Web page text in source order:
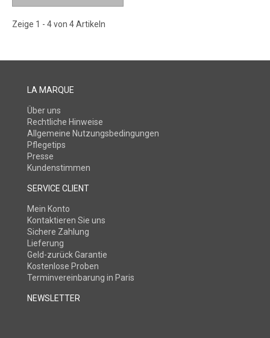
Zeige 1 - 4 von 4 Artikeln
LA MARQUE
Über uns
Rechtliche Hinweise
Allgemeine Nutzungsbedingungen
Pflegetips
Presse
Kundenstimmen
SERVICE CLIENT
Mein Konto
Kontaktieren Sie uns
Sichere Zahlung
Lieferung
Geld-zurück Garantie
Kostenlose Proben
Terminvereinbarung in Paris
NEWSLETTER